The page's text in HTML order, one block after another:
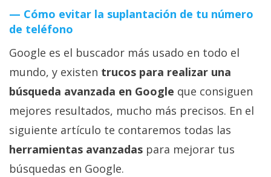
Ciberseguridad
Sistemas
operativos
Profesional
+
Más
temas
Cómo evitar la suplantación de tu número
de teléfono
Google es el buscador más usado en todo el
mundo, y existen trucos para realizar una
búsqueda avanzada en Google que consiguen
mejores resultados, mucho más precisos. En el
siguiente artículo te contaremos todas las
herramientas avanzadas para mejorar tus
búsquedas en Google.